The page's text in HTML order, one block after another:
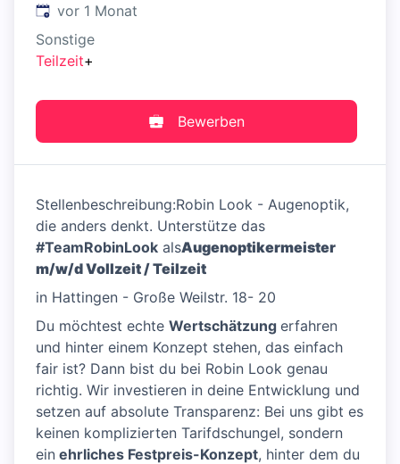
Veröffentlicht:
vor 1 Monat
Sonstige
Teilzeit+
Bewerben
Stellenbeschreibung:Robin Look - Augenoptik,
die anders denkt. Unterstütze das
#TeamRobinLook alsAugenoptikermeister
m/w/d Vollzeit / Teilzeit
in Hattingen - Große Weilstr. 18- 20
Du möchtest echte Wertschätzung erfahren
und hinter einem Konzept stehen, das einfach
fair ist? Dann bist du bei Robin Look genau
richtig. Wir investieren in deine Entwicklung und
setzen auf absolute Transparenz: Bei uns gibt es
keinen komplizierten Tarifdschungel, sondern
ein ehrliches Festpreis-Konzept, hinter dem du